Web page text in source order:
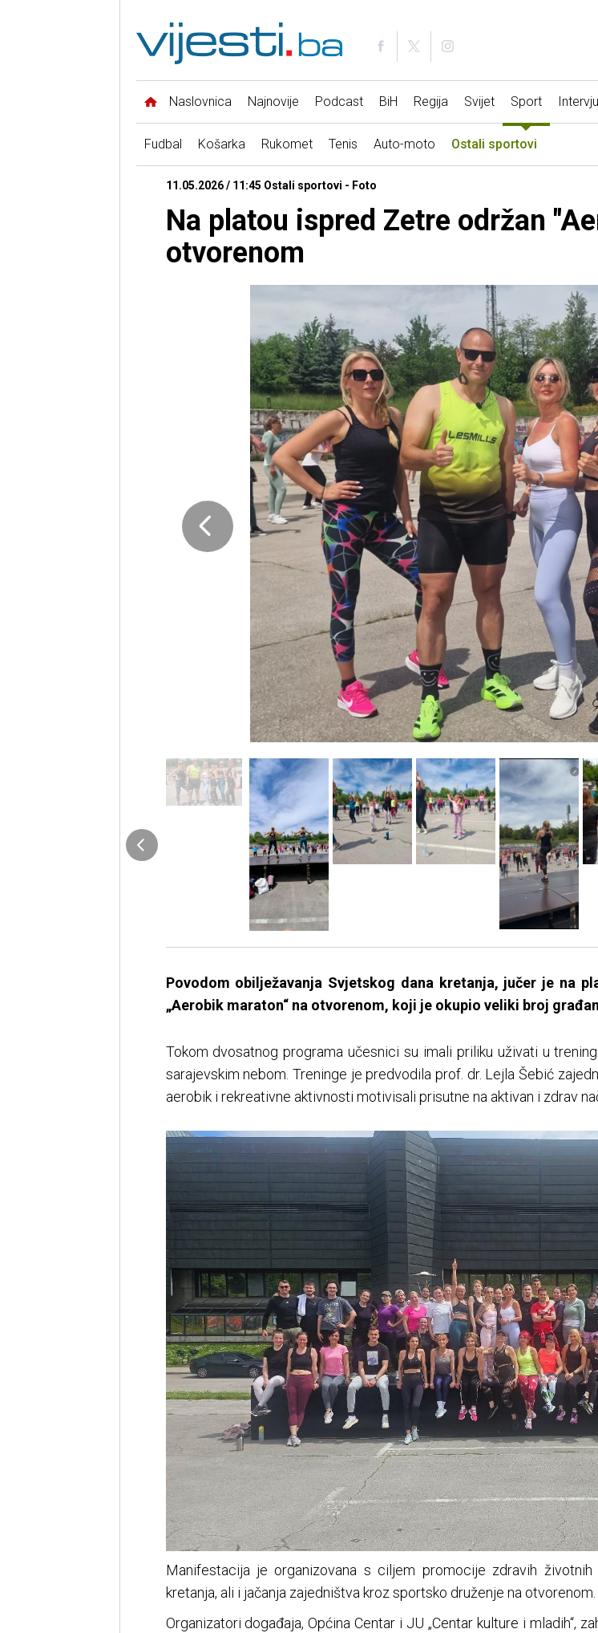
Naslovnica Najnovije Podcast BiH Regija Svijet Sport
Fudbal Košarka Rukomet Tenis Auto-moto Ostali sportovi
11.05.2026 / 11:45 Ostali sportovi - Foto
Na platou ispred Zetre održan
otvorenom
Povodom obilježavanja Svjetskog dana kretanja, jučer je na
„Aerobik maraton“ na otvorenom, koji je okupio veliki broj
Tokom dvosatnog programa učesnici su imali priliku uživati u
sarajevskim nebom. Treninge je predvodila prof. dr. Lejla Šebić
aerobik i rekreativne aktivnosti motivisali prisutne na aktivan i zdrav
Manifestacija je organizovana s ciljem promocije zdravih
kretanja, ali i jačanja zajedništva kroz sportsko druženje na otvorenom.
Organizatori događaja, Općina Centar i JU „Centar kulture i mladih“,